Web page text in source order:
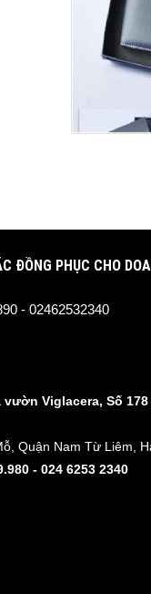
ĐỒNG PHỤC CHO
- 02462532340
vườn Viglacera, Số
Quận Nam Từ Liêm,
- 024 6253 2340